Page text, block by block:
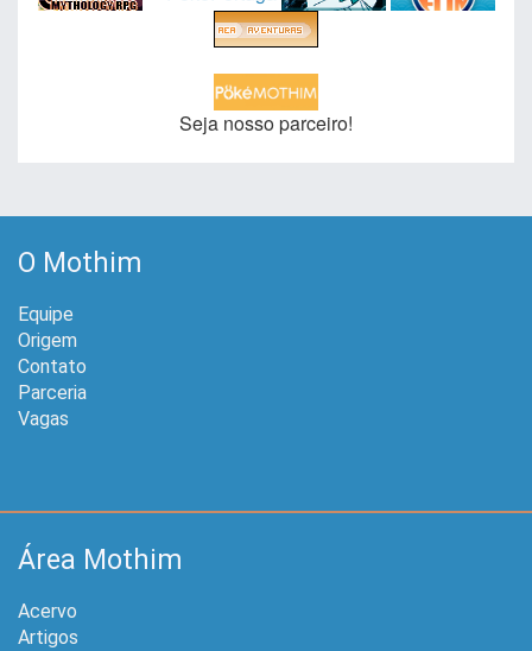
Seja nosso parceiro!
O Mothim
Equipe
Origem
Contato
Parceria
Vagas
Área Mothim
Acervo
Artigos